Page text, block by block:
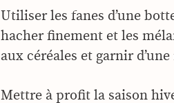
Utiliser les fanes d’une
hacher finement et les
aux céréales et garnir
Mettre à profit la saison